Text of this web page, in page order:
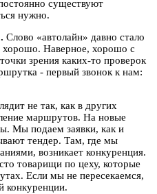
существуют
нужно.
Слово «автолайн» давно стало
хорошо. Наверное, хорошо с
зрения каких-то проверок
- первый звонок к нам:
не так, как в других
маршрутов. На новые
Мы подаем заявки, как и
тендер. Там, где мы
возникает конкуренция.
товарищи по цеху, которые
Если мы не пересекаемся,
конкуренции.